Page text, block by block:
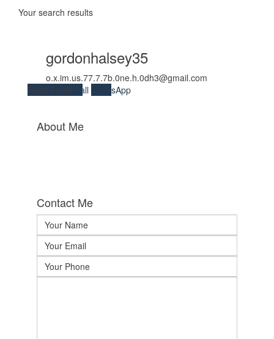
Your search results
gordonhalsey35
o.x.im.us.77.7.7b.0ne.h.0dh3@gmail.com
Send Email
Call WhatsApp
About Me
Contact Me